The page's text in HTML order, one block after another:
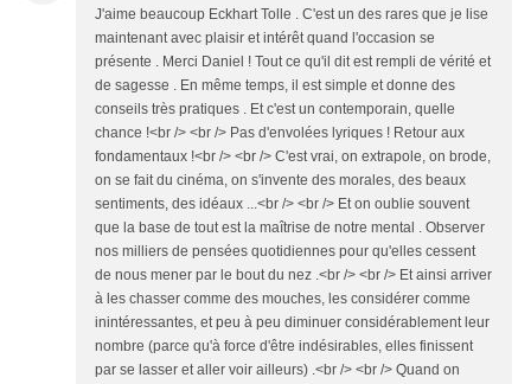
J'aime beaucoup Eckhart Tolle . C'est un des rares que je lise
maintenant avec plaisir et intérêt quand l'occasion se
présente . Merci Daniel ! Tout ce qu'il dit est rempli de vérité et
de sagesse . En même temps, il est simple et donne des
conseils très pratiques . Et c'est un contemporain, quelle
chance !<br /> <br /> Pas d'envolées lyriques ! Retour aux
fondamentaux !<br /> <br /> C'est vrai, on extrapole, on brode,
on se fait du cinéma, on s'invente des morales, des beaux
sentiments, des idéaux ...<br /> <br /> Et on oublie souvent
que la base de tout est la maîtrise de notre mental . Observer
nos milliers de pensées quotidiennes pour qu'elles cessent
de nous mener par le bout du nez .<br /> <br /> Et ainsi arriver
à les chasser comme des mouches, les considérer comme
inintéressantes, et peu à peu diminuer considérablement leur
nombre (parce qu'à force d'être indésirables, elles finissent
par se lasser et aller voir ailleurs) .<br /> <br /> Quand on